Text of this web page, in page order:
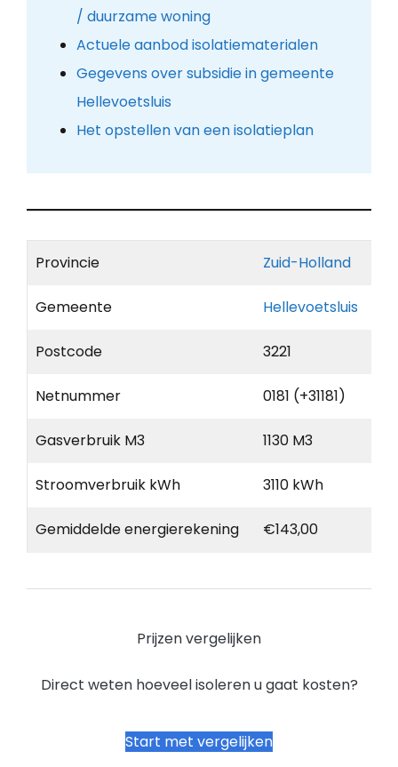
/ duurzame woning
Actuele aanbod isolatiematerialen
Gegevens over subsidie in gemeente
Hellevoetsluis
Het opstellen van een isolatieplan
Provincie Zuid-Holland
Gemeente Hellevoetsluis
Postcode 3221
Netnummer 0181 (+31181)
Gasverbruik M3 1130 M3
Stroomverbruik kWh 3110 kWh
Gemiddelde energierekening €143,00
Prijzen vergelijken
Direct weten hoeveel isoleren u gaat kosten?
Start met vergelijken